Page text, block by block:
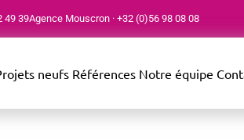
49 39Agence Mouscron· +32 (0)56 98 08 08
neufs Références Notre équipe